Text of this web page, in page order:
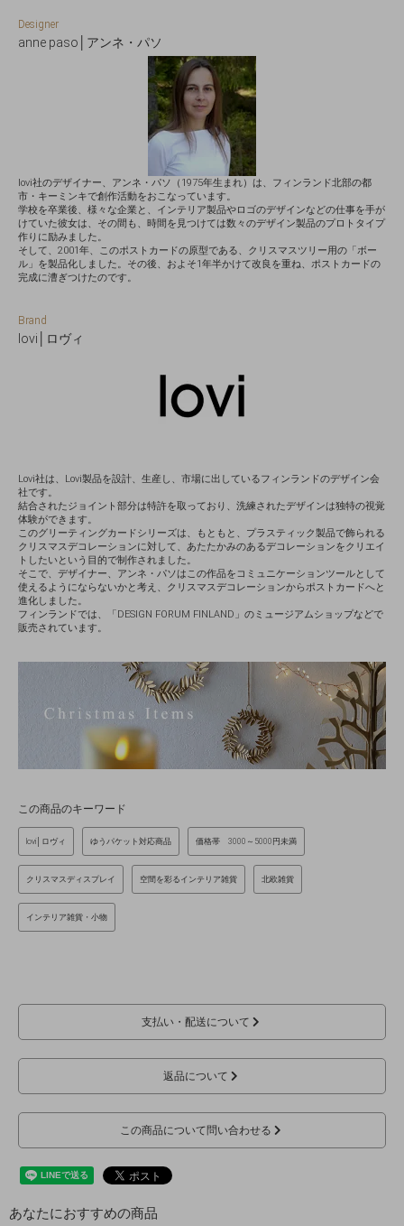
Designer
anne paso│アンネ・パソ
lovi社のデザイナー、アンネ・パソ（1975年生まれ）は、フィンランド北部の都
市・キーミンキで創作活動をおこなっています。
学校を卒業後、様々な企業と、インテリア製品やロゴのデザインなどの仕事を手が
けていた彼女は、その間も、時間を見つけては数々のデザイン製品のプロトタイプ
作りに励みました。
そして、2001年、このポストカードの原型である、クリスマスツリー用の「ボー
ル」を製品化しました。その後、およそ1年半かけて改良を重ね、ポストカードの
完成に漕ぎつけたのです。
Brand
lovi│ロヴィ
Lovi社は、Lovi製品を設計、生産し、市場に出しているフィンランドのデザイン会
社です。
結合されたジョイント部分は特許を取っており、洗練されたデザインは独特の視覚
体験ができます。
このグリーティングカードシリーズは、もともと、プラスティック製品で飾られる
クリスマスデコレーションに対して、あたたかみのあるデコレーションをクリエイ
トしたいという目的で制作されました。
そこで、デザイナー、アンネ・パソはこの作品をコミュニケーションツールとして
使えるようにならないかと考え、クリスマスデコレーションからポストカードへと
進化しました。
フィンランドでは、「DESIGN FORUM FINLAND」のミュージアムショップなどで
販売されています。
この商品のキーワード
lovi│ロヴィ ゆうパケット対応商品 価格帯 3000～5000円未満
クリスマスディスプレイ 空間を彩るインテリア雑貨 北欧雑貨
インテリア雑貨・小物
支払い・配送について
返品について
この商品について問い合わせる
あなたにおすすめの商品